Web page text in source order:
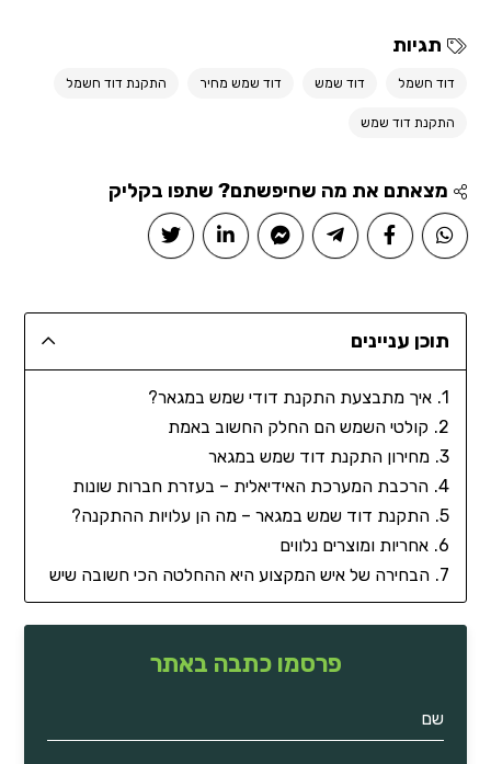
תגיות
דוד חשמל דוד שמש דוד שמש מחיר התקנת דוד חשמל
התקנת דוד שמש
מצאתם את מה שחיפשתם? שתפו בקליק
תוכן עניינים
איך מתבצעת התקנת דודי שמש במגאר?
קולטי השמש הם החלק החשוב באמת
מחירון התקנת דוד שמש במגאר
הרכבת המערכת האידיאלית – בעזרת חברות שונות
התקנת דוד שמש במגאר – מה הן עלויות ההתקנה?
אחריות ומוצרים נלווים
הבחירה של איש המקצוע היא ההחלטה הכי חשובה שיש
פרסמו כתבה באתר